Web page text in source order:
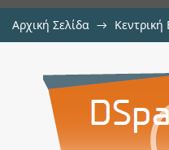
Αρχική Σελίδα →
InHabit: